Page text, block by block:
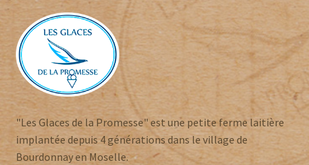
"Les Glaces de la Promesse" est une petite ferme laitière
implantée depuis 4 générations dans le village de
Bourdonnay en Moselle.